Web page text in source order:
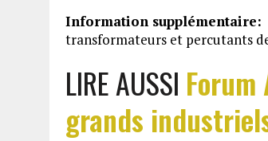
Information supplémentaire:
transformateurs et percutants
LIRE AUSSI
grands